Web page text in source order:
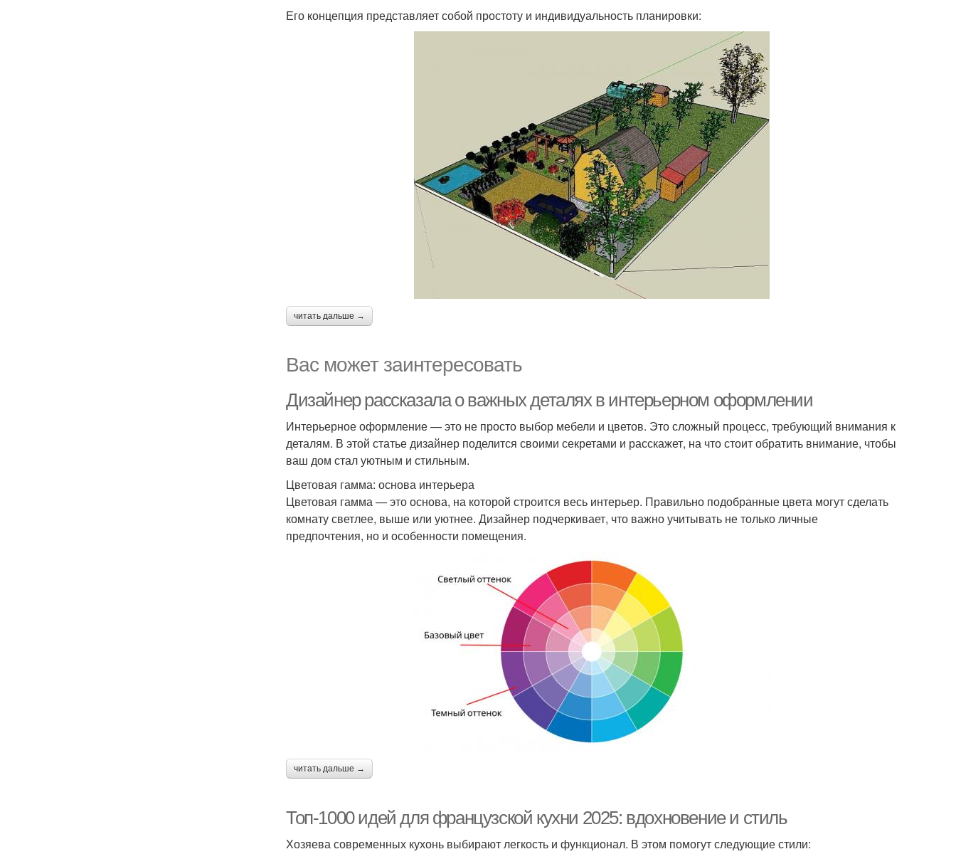
Его концепция представляет собой простоту и индивидуальность планировки:
читать дальше →
Вас может заинтересовать
Дизайнер рассказала о важных деталях в интерьерном оформлении
Интерьерное оформление — это не просто выбор мебели и цветов. Это сложный процесс, требующий внимания к
деталям. В этой статье дизайнер поделится своими секретами и расскажет, на что стоит обратить внимание, чтобы
ваш дом стал уютным и стильным.
Цветовая гамма: основа интерьера
Цветовая гамма — это основа, на которой строится весь интерьер. Правильно подобранные цвета могут сделать
комнату светлее, выше или уютнее. Дизайнер подчеркивает, что важно учитывать не только личные
предпочтения, но и особенности помещения.
читать дальше →
Топ-1000 идей для французской кухни 2025: вдохновение и стиль
Хозяева современных кухонь выбирают легкость и функционал. В этом помогут следующие стили: